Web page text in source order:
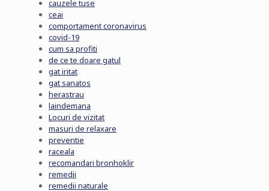
cauzele tuse
ceai
comportament coronavirus
covid-19
cum sa profiti
de ce te doare gatul
gat iritat
gat sanatos
herastrau
laindemana
Locuri de vizitat
masuri de relaxare
preventie
raceala
recomandari bronhoklir
remedii
remedii naturale